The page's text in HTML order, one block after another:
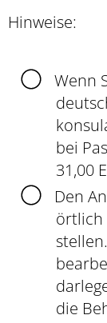
Hinweise:
Wenn
bei
31,00
Den
örtlich
die